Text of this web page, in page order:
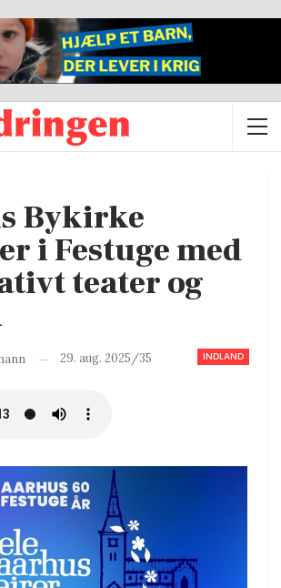
Bykirke
i Festuge med
teater og
INDLAND
29. aug. 2025/35